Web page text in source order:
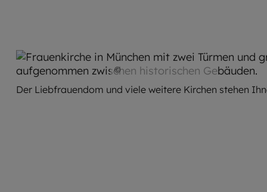
© iStock.com / FooTToo
Der Liebfrauendom und viele weitere Kirchen stehen